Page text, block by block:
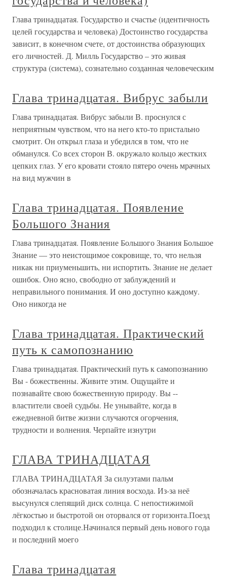
Глава тринадцатая. Государство и счастье (идентичность
целей государства и человека) Достоинство государства
зависит, в конечном счете, от достоинства образующих
его личностей. Д. Милль Государство – это живая
структура (система), сознательно созданная человеческим
Глава тринадцатая. Вибрус забыли
Глава тринадцатая. Вибрус забыли В. проснулся с
неприятным чувством, что на него кто-то пристально
смотрит. Он открыл глаза и убедился в том, что не
обманулся. Со всех сторон В. окружало кольцо жестких
цепких глаз. У его кровати стояло пятеро очень мрачных
на вид мужчин в
Глава тринадцатая. Появление
Большого Знания
Глава тринадцатая. Появление Большого Знания Большое
Знание — это неистощимое сокровище, то, что нельзя
никак ни приуменьшить, ни испортить. Знание не делает
ошибок. Оно ясно, свободно от заблуждений и
неправильного понимания. И оно доступно каждому.
Оно никогда не
Глава тринадцатая. Практический
путь к самопознанию
Глава тринадцатая. Практический путь к самопознанию
Вы - божественны. Живите этим. Ощущайте и
познавайте свою божественную природу. Вы --
властители своей судьбы. Не унывайте, когда в
ежедневной битве жизни случаются огорчения,
трудности и волнения. Черпайте изнутри
ГЛАВА ТРИНАДЦАТАЯ
ГЛАВА ТРИНАДЦАТАЯ За силуэтами пальм
обозначалась красноватая линия восхода. Из-за неё
высунулся слепящий диск солнца. С непостижимой
лёгкостью и быстротой он оторвался от горизонта.Поезд
подходил к столице.Начинался первый день нового года
и последний моего
Глава тринадцатая